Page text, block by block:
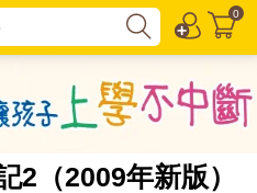
0
2（2009年新版）